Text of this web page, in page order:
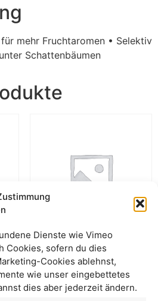
Dienste wie Vimeo
Cookies, sofern du dies
Cookies ablehnst,
wie unser eingebettetes
dies aber jederzeit ändern.
mehr Fruchtaromen • Selektiv
Schattenbäumen
Bio-Kaffee Las Chonas,
Filter-Kaffee mild,
gemahlen